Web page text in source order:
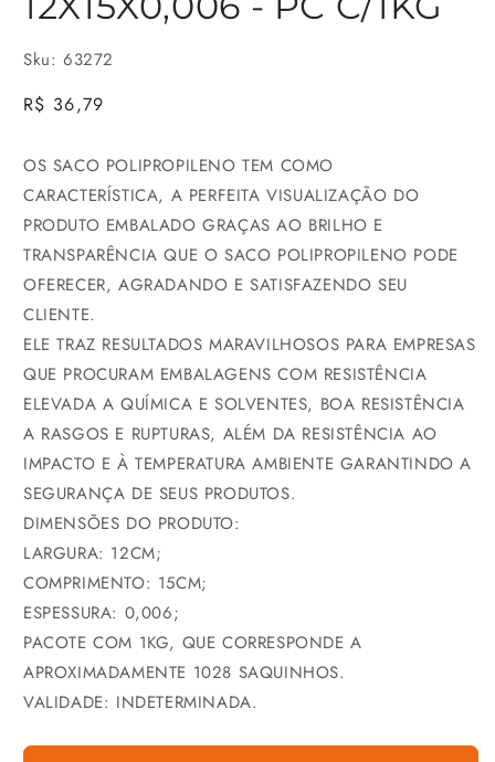
Sku: 63272
Preço
R$ 36,79
OS SACO POLIPROPILENO TEM COMO
CARACTERÍSTICA, A PERFEITA VISUALIZAÇÃO DO
PRODUTO EMBALADO GRAÇAS AO BRILHO E
TRANSPARÊNCIA QUE O SACO POLIPROPILENO PODE
OFERECER, AGRADANDO E SATISFAZENDO SEU
CLIENTE.
ELE TRAZ RESULTADOS MARAVILHOSOS PARA EMPRESAS
QUE PROCURAM EMBALAGENS COM RESISTÊNCIA
ELEVADA A QUÍMICA E SOLVENTES, BOA RESISTÊNCIA
A RASGOS E RUPTURAS, ALÉM DA RESISTÊNCIA AO
IMPACTO E À TEMPERATURA AMBIENTE GARANTINDO A
SEGURANÇA DE SEUS PRODUTOS.
DIMENSÕES DO PRODUTO:
LARGURA: 12CM;
COMPRIMENTO: 15CM;
ESPESSURA: 0,006;
PACOTE COM 1KG, QUE CORRESPONDE A
APROXIMADAMENTE 1028 SAQUINHOS.
VALIDADE: INDETERMINADA.